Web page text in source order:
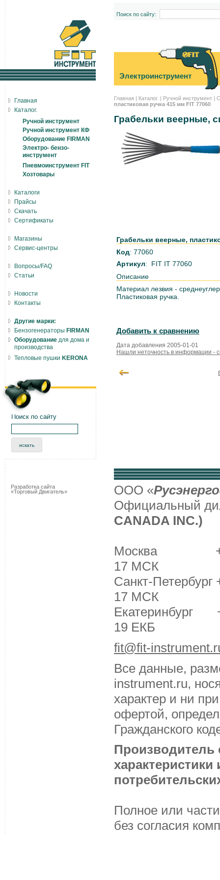
Поиск по сайту:
Электроинструмент
Главная | Каталог. | Ручной инструмент |
пластиковая ручка 415 мм FIT 77060
Грабельки веерные,
Грабельки веерные,
Код: 77060
Артикул: FIT IT 77060
Описание
Материал лезвия -
Пластиковая ручка.
Добавить к сравнению
Дата добавления 2005-01-01
Нашли неточность в информации -
Главная
Каталог.
Ручной инструмент
Ручной инструмент КФ
Оборудование FIRMAN
Электро- бензо-
инструмент
Пневмоинструмент FIT
Хозтовары
Каталоги
Прайсы
Скачать
Сертификаты
Магазины
Сервис-центры
Вопросы/FAQ
Статьи
Новости
Контакты
Другие марки:
Бензогенераторы FIRMAN
Оборудование для дома и
производства
Тепловые пушки KERONA
Поиск по сайту
Разработка сайта
«Торговый Двигатель»
ООО «
Официальный
CANADA INC.)
Москва +7
17 МСК
Санкт-
17 МСК
Екатеринбург
19 ЕКБ
fit@fit-
Все данные,
instrument.ru,
характер и ни
офертой,
Гражданского
Производитель
Полное или
без согласия